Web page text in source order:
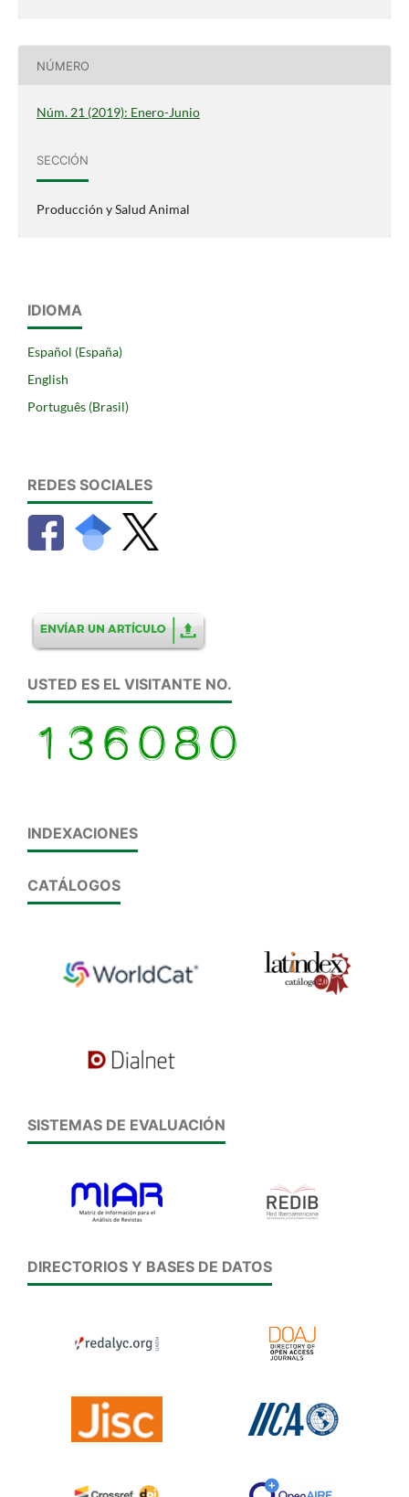
NÚMERO
Núm. 21 (2019): Enero-Junio
SECCIÓN
Producción y Salud Animal
IDIOMA
Español (España)
English
Português (Brasil)
REDES SOCIALES
USTED ES EL VISITANTE NO.
INDEXACIONES
CATÁLOGOS
SISTEMAS DE EVALUACIÓN
DIRECTORIOS Y BASES DE DATOS